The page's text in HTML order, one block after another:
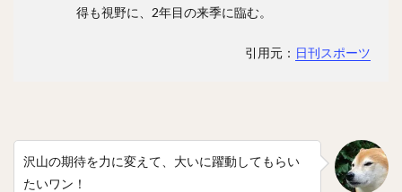
得も視野に、2年目の来季に臨む。
引用元： 日刊スポーツ
沢山の期待を力に変えて、大いに躍動してもらい
たいワン！